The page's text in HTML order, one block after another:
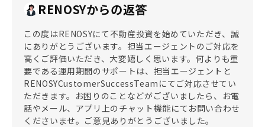
RENOSYからの返答
この度はRENOSYにて不動産投資を始めていただき、誠
にありがとうございます。担当エージェントのご対応を
高くご評価いただき、大変嬉しく思います。何よりも重
要である運用期間のサポートは、担当エージェントと
RENOSYCustomerSuccessTeamにてご対応させてい
ただきます。お困りのことなどがございましたら、お電
話やメール、アプリ上のチャット機能にてお問い合わせ
くださいませ。ご意見ありがとうございました。